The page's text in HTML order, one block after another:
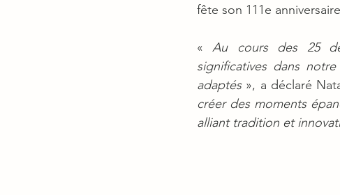
fête son 111e
« Au cours des 25
significatives dans
adaptés », a déclaré
créer des moments
alliant tradition et